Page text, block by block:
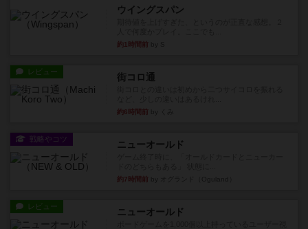
ウイングスパン
約1時間前
レビュー 街コロ通
約6時間前
戦略やコツ ニューオールド
約7時間前
レビュー ニューオールド